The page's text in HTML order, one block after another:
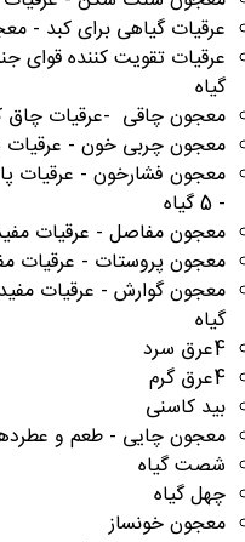
عرقیات گیاهی برای کبد -
گیاه
معجون چاقی -عرقیات چاق کننده
معجون چربی خون - عرقیات
معجون فشارخون - عرقیات
- 5 گیاه
معجون مفاصل - عرقیات مفید
معجون پروستات - عرقیات مفید
گیاه
4عرق سرد
4عرق گرم
بید کاسنی
معجون چایی - طعم و
شصت گیاه
چهل گیاه
معجون خونساز